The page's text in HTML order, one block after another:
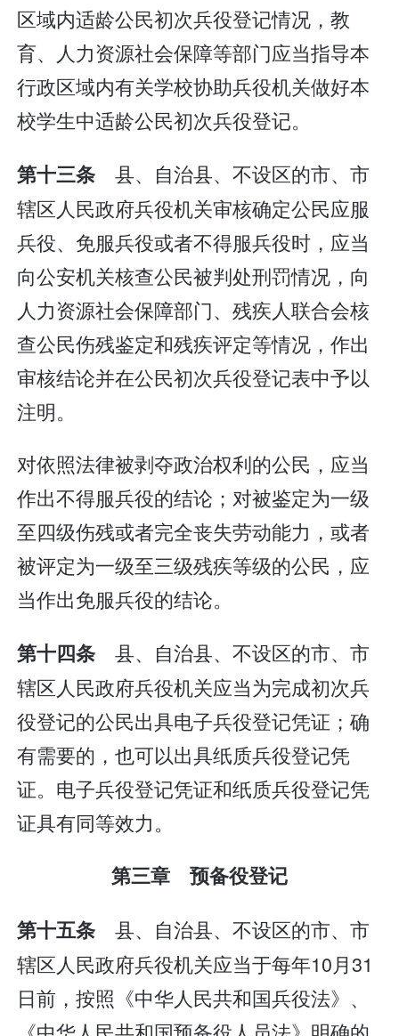
区域内适龄公民初次兵役登记情况，教
育、人力资源社会保障等部门应当指导本
行政区域内有关学校协助兵役机关做好本
校学生中适龄公民初次兵役登记。
第十三条县、自治县、不设区的市、市
辖区人民政府兵役机关审核确定公民应服
兵役、免服兵役或者不得服兵役时，应当
向公安机关核查公民被判处刑罚情况，向
人力资源社会保障部门、残疾人联合会核
查公民伤残鉴定和残疾评定等情况，作出
审核结论并在公民初次兵役登记表中予以
注明。
对依照法律被剥夺政治权利的公民，应当
作出不得服兵役的结论；对被鉴定为一级
至四级伤残或者完全丧失劳动能力，或者
被评定为一级至三级残疾等级的公民，应
当作出免服兵役的结论。
第十四条县、自治县、不设区的市、市
辖区人民政府兵役机关应当为完成初次兵
役登记的公民出具电子兵役登记凭证；确
有需要的，也可以出具纸质兵役登记凭
证。电子兵役登记凭证和纸质兵役登记凭
证具有同等效力。
第三章 预备役登记
第十五条县、自治县、不设区的市、市
辖区人民政府兵役机关应当于每年10月31
日前，按照《中华人民共和国兵役法》、